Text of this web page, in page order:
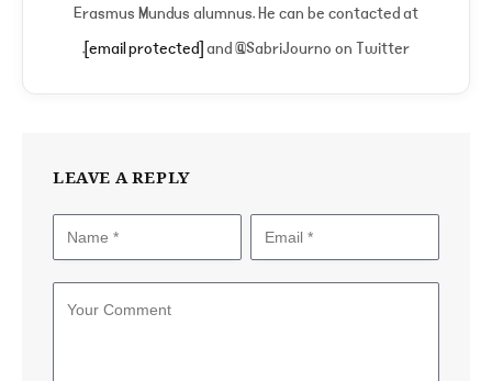
Erasmus Mundus alumnus. He can be contacted at
[email protected]and @SabriJourno on Twitter.
LEAVE A REPLY